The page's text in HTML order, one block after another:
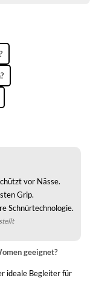
vor Nässe.
Grip.
Schnürtechnologie.
geeignet?
ideale Begleiter für